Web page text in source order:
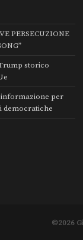
PERSECUZIONE
storico
per
democratiche
©2026